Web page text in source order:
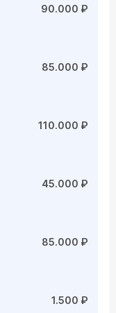
90.000 ₽
85.000 ₽
110.000 ₽
45.000 ₽
85.000 ₽
1.500 ₽